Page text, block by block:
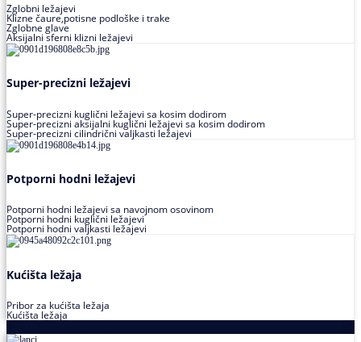
Zglobni ležajevi
Klizne čaure,potisne podloške i trake
Zglobne glave
Aksijalni sferni klizni ležajevi
Super-precizni ležajevi
Super-precizni kuglični ležajevi sa kosim dodirom
Super-precizni aksijalni kuglični ležajevi sa kosim dodirom
Super-precizni cilindrični valjkasti ležajevi
Potporni hodni ležajevi
Potporni hodni ležajevi sa navojnom osovinom
Potporni hodni kuglični ležajevi
Potporni hodni valjkasti ležajevi
Kućišta ležaja
Pribor za kućišta ležaja
Kućišta ležaja